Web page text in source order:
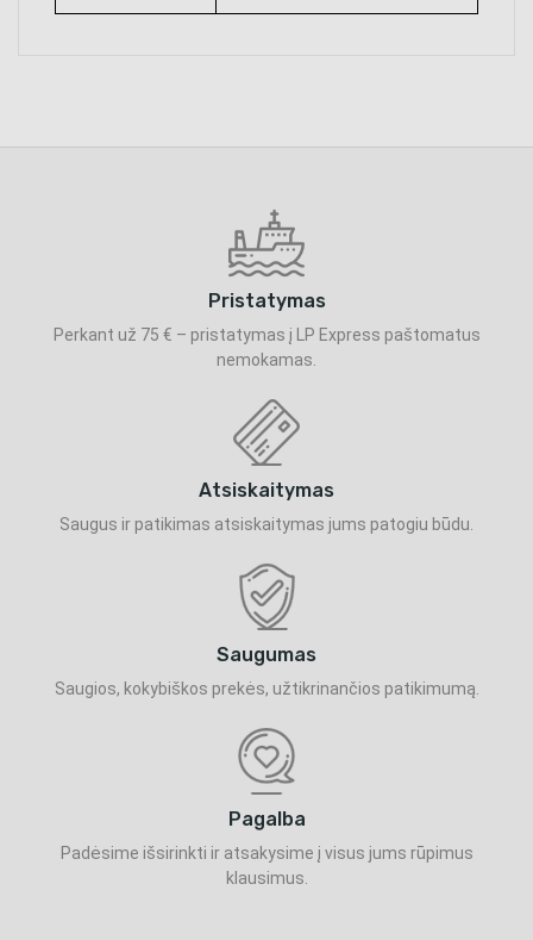
Pristatymas
Perkant už 75 € – pristatymas į LP Express paštomatus
nemokamas.
Atsiskaitymas
Saugus ir patikimas atsiskaitymas jums patogiu būdu.
Saugumas
Saugios, kokybiškos prekės, užtikrinančios patikimumą.
Pagalba
Padėsime išsirinkti ir atsakysime į visus jums rūpimus
klausimus.